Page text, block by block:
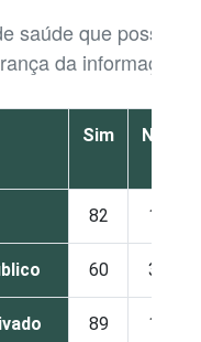
saúde que
da informação
Sim Não
82 17
60 37
89 11